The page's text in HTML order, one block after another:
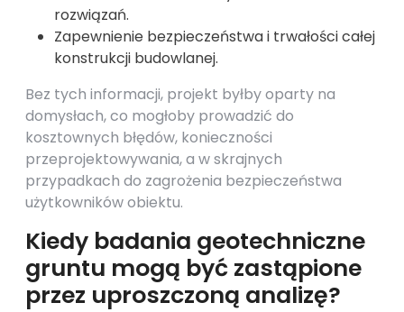
rozwiązań.
Zapewnienie bezpieczeństwa i trwałości całej
konstrukcji budowlanej.
Bez tych informacji, projekt byłby oparty na
domysłach, co mogłoby prowadzić do
kosztownych błędów, konieczności
przeprojektowywania, a w skrajnych
przypadkach do zagrożenia bezpieczeństwa
użytkowników obiektu.
Kiedy badania geotechniczne
gruntu mogą być zastąpione
przez uproszczoną analizę?